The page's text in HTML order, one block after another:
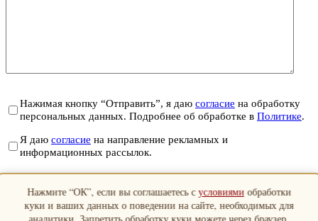
Нажимая кнопку “Отправить”, я даю согласие на обработку
персональных данных. Подробнее об обработке в Политике.
Я даю согласие на направление рекламных и
информационных рассылок.
Отправить
Закрыть
Нажмите “ОК”, если вы соглашаетесь сусловиями обработки
куки и ваших данных о поведении на сайте, необходимых для